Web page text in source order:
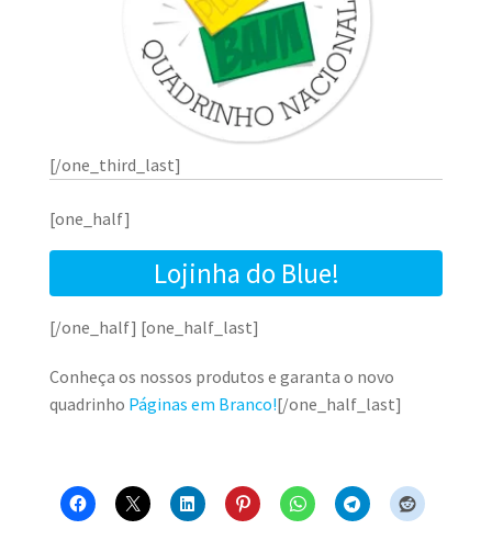
[/one_third_last]
[one_half]
Lojinha do Blue!
[/one_half] [one_half_last]
Conheça os nossos produtos e garanta o novo
quadrinho Páginas em Branco![/one_half_last]